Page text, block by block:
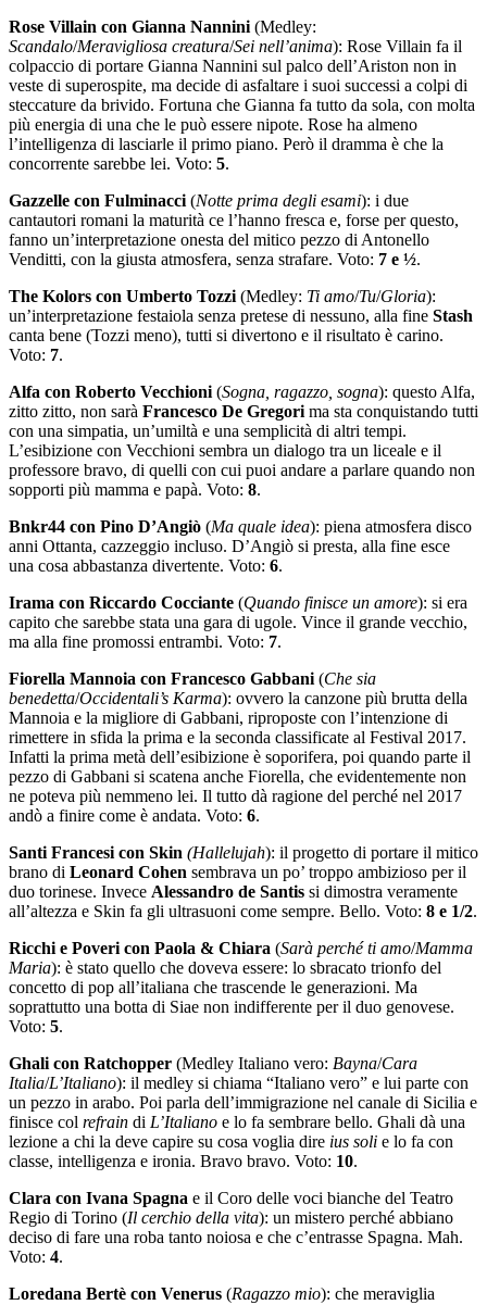
Rose Villain con Gianna Nannini (Medley:
Scandalo/Meravigliosa creatura/Sei nell’anima): Rose Villain fa il
colpaccio di portare Gianna Nannini sul palco dell’Ariston non in
veste di superospite, ma decide di asfaltare i suoi successi a colpi di
steccature da brivido. Fortuna che Gianna fa tutto da sola, con molta
più energia di una che le può essere nipote. Rose ha almeno
l’intelligenza di lasciarle il primo piano. Però il dramma è che la
concorrente sarebbe lei. Voto: 5.
Gazzelle con Fulminacci (Notte prima degli esami): i due
cantautori romani la maturità ce l’hanno fresca e, forse per questo,
fanno un’interpretazione onesta del mitico pezzo di Antonello
Venditti, con la giusta atmosfera, senza strafare. Voto: 7 e ½.
The Kolors con Umberto Tozzi (Medley: Ti amo/Tu/Gloria):
un’interpretazione festaiola senza pretese di nessuno, alla fine Stash
canta bene (Tozzi meno), tutti si divertono e il risultato è carino.
Voto: 7.
Alfa con Roberto Vecchioni (Sogna, ragazzo, sogna): questo Alfa,
zitto zitto, non sarà Francesco De Gregori ma sta conquistando tutti
con una simpatia, un’umiltà e una semplicità di altri tempi.
L’esibizione con Vecchioni sembra un dialogo tra un liceale e il
professore bravo, di quelli con cui puoi andare a parlare quando non
sopporti più mamma e papà. Voto: 8.
Bnkr44 con Pino D’Angiò (Ma quale idea): piena atmosfera disco
anni Ottanta, cazzeggio incluso. D’Angiò si presta, alla fine esce
una cosa abbastanza divertente. Voto: 6.
Irama con Riccardo Cocciante (Quando finisce un amore): si era
capito che sarebbe stata una gara di ugole. Vince il grande vecchio,
ma alla fine promossi entrambi. Voto: 7.
Fiorella Mannoia con Francesco Gabbani (Che sia
benedetta/Occidentali’s Karma): ovvero la canzone più brutta della
Mannoia e la migliore di Gabbani, riproposte con l’intenzione di
rimettere in sfida la prima e la seconda classificate al Festival 2017.
Infatti la prima metà dell’esibizione è soporifera, poi quando parte il
pezzo di Gabbani si scatena anche Fiorella, che evidentemente non
ne poteva più nemmeno lei. Il tutto dà ragione del perché nel 2017
andò a finire come è andata. Voto: 6.
Santi Francesi con Skin (Hallelujah): il progetto di portare il mitico
brano di Leonard Cohen sembrava un po’ troppo ambizioso per il
duo torinese. Invece Alessandro de Santis si dimostra veramente
all’altezza e Skin fa gli ultrasuoni come sempre. Bello. Voto: 8 e 1/2.
Ricchi e Poveri con Paola & Chiara (Sarà perché ti amo/Mamma
Maria): è stato quello che doveva essere: lo sbracato trionfo del
concetto di pop all’italiana che trascende le generazioni. Ma
soprattutto una botta di Siae non indifferente per il duo genovese.
Voto: 5.
Ghali con Ratchopper (Medley Italiano vero: Bayna/Cara
Italia/L’Italiano): il medley si chiama “Italiano vero” e lui parte con
un pezzo in arabo. Poi parla dell’immigrazione nel canale di Sicilia e
finisce col refrain di L’Italiano e lo fa sembrare bello. Ghali dà una
lezione a chi la deve capire su cosa voglia dire ius soli e lo fa con
classe, intelligenza e ironia. Bravo bravo. Voto: 10.
Clara con Ivana Spagna e il Coro delle voci bianche del Teatro
Regio di Torino (Il cerchio della vita): un mistero perché abbiano
deciso di fare una roba tanto noiosa e che c’entrasse Spagna. Mah.
Voto: 4.
Loredana Bertè con Venerus (Ragazzo mio): che meraviglia